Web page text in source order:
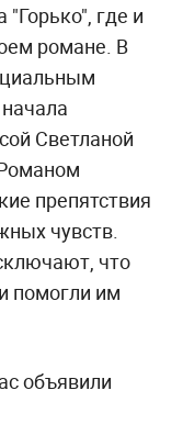
где и
романе. В
Светланой
препятствия
чувств.
что
помогли им
объявили